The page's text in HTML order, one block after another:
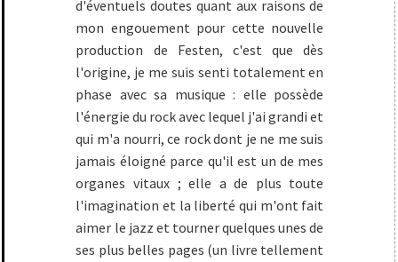
d'éventuels doutes quant aux raisons de
mon engouement pour cette nouvelle
production de Festen, c'est que dès
l'origine, je me suis senti totalement en
phase avec sa musique : elle possède
l'énergie du rock avec lequel j'ai grandi et
qui m'a nourri, ce rock dont je ne me suis
jamais éloigné parce qu'il est un de mes
organes vitaux ; elle a de plus toute
l'imagination et la liberté qui m'ont fait
aimer le jazz et tourner quelques unes de
ses plus belles pages (un livre tellement